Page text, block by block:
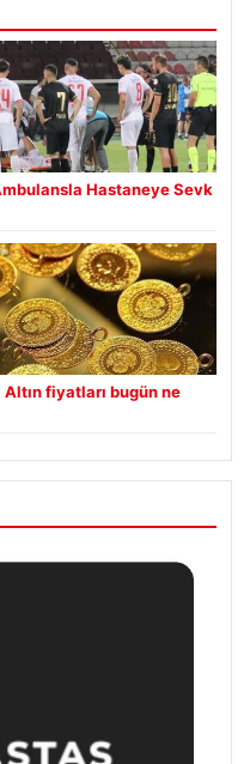
Hastaneye Sevk
fiyatları bugün ne